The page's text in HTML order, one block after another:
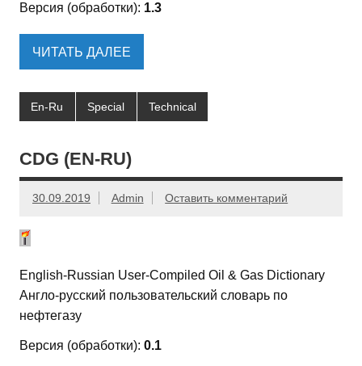
Версия (обработки): 1.3
ЧИТАТЬ ДАЛЕЕ
En-Ru Special Technical
CDG (EN-RU)
30.09.2019 Admin Оставить комментарий
English-Russian User-Compiled Oil & Gas Dictionary
Англо-русский пользовательский словарь по
нефтегазу
Версия (обработки): 0.1